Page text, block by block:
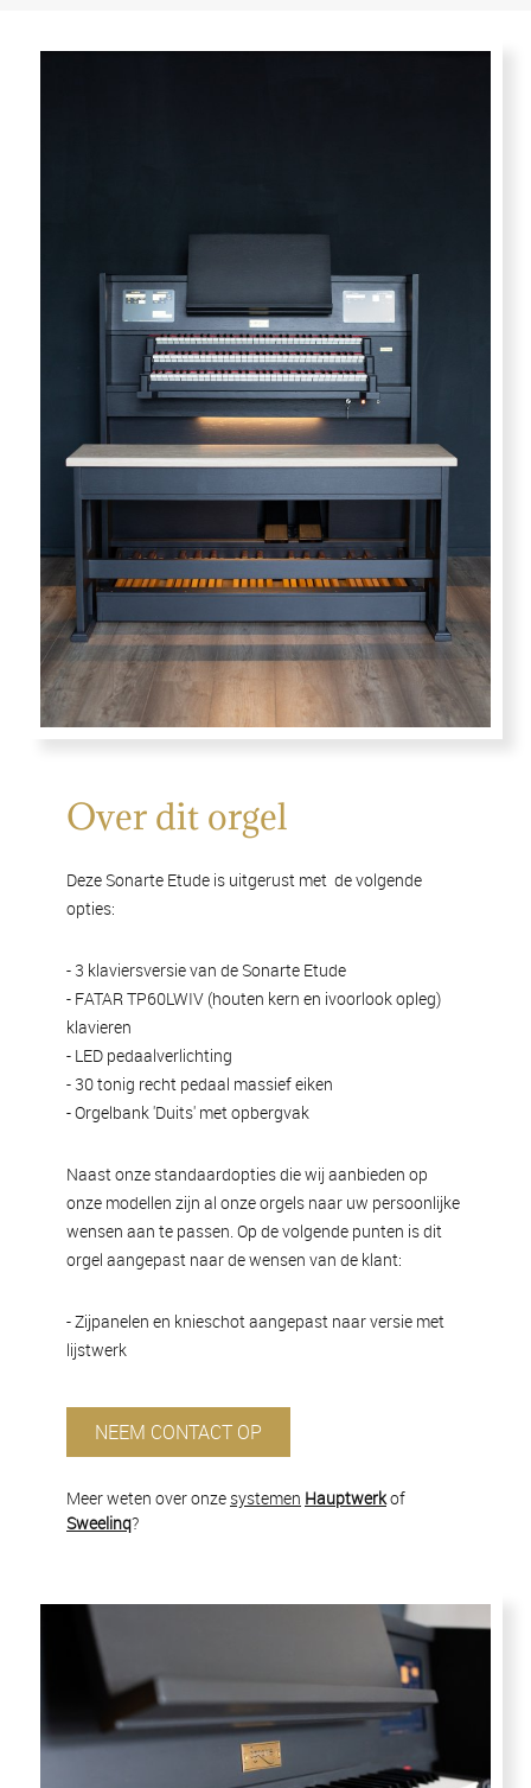
Over dit orgel
Deze Sonarte Etude is uitgerust met de volgende
opties:
- 3 klaviersversie van de Sonarte Etude
- FATAR TP60LWIV (houten kern en ivoorlook opleg)
klavieren
- LED pedaalverlichting
- 30 tonig recht pedaal massief eiken
- Orgelbank 'Duits' met opbergvak
Naast onze standaardopties die wij aanbieden op
onze modellen zijn al onze orgels naar uw persoonlijke
wensen aan te passen. Op de volgende punten is dit
orgel aangepast naar de wensen van de klant:
- Zijpanelen en knieschot aangepast naar versie met
lijstwerk
NEEM CONTACT OP
Meer weten over onze systemen Hauptwerkof
Sweelinq?